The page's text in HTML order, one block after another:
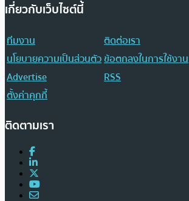
เกี่ยวกับเว็บไซต์นี้
ทีมงาน
ติดต่อเรา
นโยบายความเป็นส่วนตัวข้อตกลงในการใช้งาน
Advertise
RSS
ตั้งค่าคุกกี้
ติดตามเรา